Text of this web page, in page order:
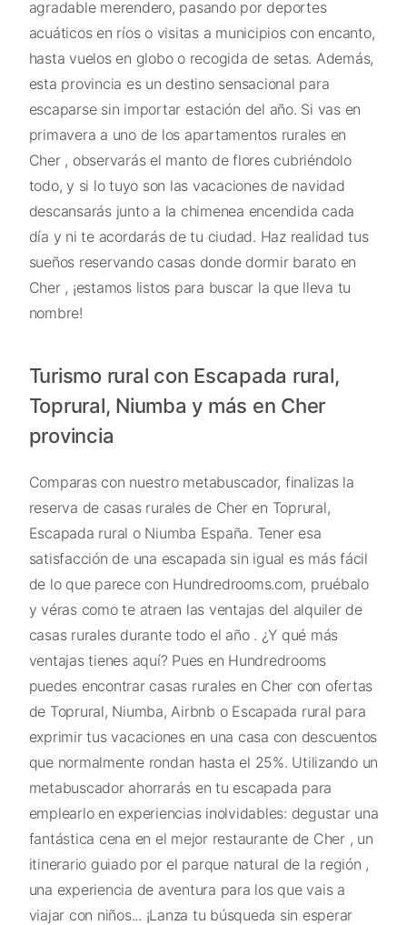
agradable merendero, pasando por deportes
acuáticos en ríos o visitas a municipios con encanto,
hasta vuelos en globo o recogida de setas. Además,
esta provincia es un destino sensacional para
escaparse sin importar estación del año. Si vas en
primavera a uno de los apartamentos rurales en
Cher , observarás el manto de flores cubriéndolo
todo, y si lo tuyo son las vacaciones de navidad
descansarás junto a la chimenea encendida cada
día y ni te acordarás de tu ciudad. Haz realidad tus
sueños reservando casas donde dormir barato en
Cher , ¡estamos listos para buscar la que lleva tu
nombre!
Turismo rural con Escapada rural,
Toprural, Niumba y más en Cher
provincia
Comparas con nuestro metabuscador, finalizas la
reserva de casas rurales de Cher en Toprural,
Escapada rural o Niumba España. Tener esa
satisfacción de una escapada sin igual es más fácil
de lo que parece con Hundredrooms.com, pruébalo
y véras como te atraen las ventajas del alquiler de
casas rurales durante todo el año . ¿Y qué más
ventajas tienes aquí? Pues en Hundredrooms
puedes encontrar casas rurales en Cher con ofertas
de Toprural, Niumba, Airbnb o Escapada rural para
exprimir tus vacaciones en una casa con descuentos
que normalmente rondan hasta el 25%. Utilizando un
metabuscador ahorrarás en tu escapada para
emplearlo en experiencias inolvidables: degustar una
fantástica cena en el mejor restaurante de Cher , un
itinerario guiado por el parque natural de la región ,
una experiencia de aventura para los que vais a
viajar con niños... ¡Lanza tu búsqueda sin esperar